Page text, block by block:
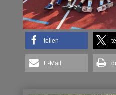
teilen
E-Mail